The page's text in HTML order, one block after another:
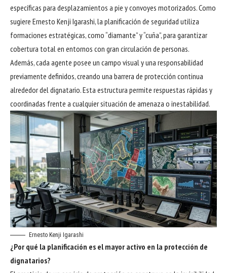
específicas para desplazamientos a pie y convoyes motorizados. Como
sugiere Ernesto Kenji Igarashi, la planificación de seguridad utiliza
formaciones estratégicas, como “diamante” y “cuña”, para garantizar
cobertura total en entornos con gran circulación de personas.
Además, cada agente posee un campo visual y una responsabilidad
previamente definidos, creando una barrera de protección continua
alrededor del dignatario. Esta estructura permite respuestas rápidas y
coordinadas frente a cualquier situación de amenaza o inestabilidad.
Ernesto Kenji Igarashi
¿Por qué la planificación es el mayor activo en la protección de
dignatarios?